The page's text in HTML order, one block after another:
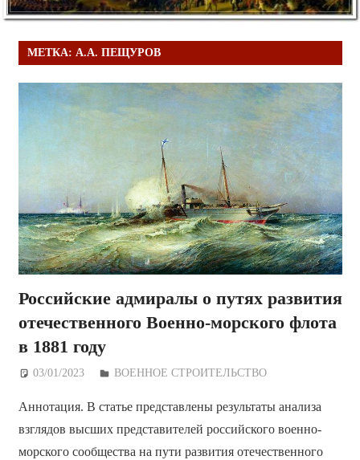
МЕТКА: А.А. ПЕЩУРОВ
Российские адмиралы о путях развития
отечественного Военно-морского флота
в 1881 году
03/01/2023 Дежурный по Редакции
ВОЕННОЕ СТРОИТЕЛЬСТВО
Аннотация. В статье представлены результаты анализа
взглядов высших представителей российского военно-
морского сообщества на пути развития отечественного